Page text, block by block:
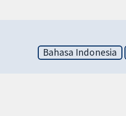
Bahasa Indonesia